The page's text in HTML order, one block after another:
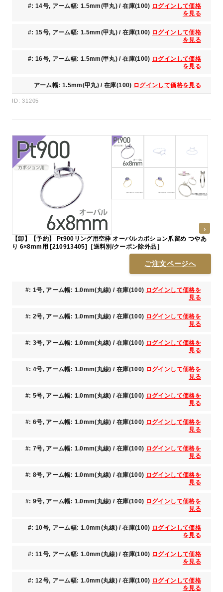
#: 14号, アーム幅: 1.5mm(甲丸) / 在庫(100) ログインして価格
を見る
#: 15号, アーム幅: 1.5mm(甲丸) / 在庫(100) ログインして価格
を見る
#: 16号, アーム幅: 1.5mm(甲丸) / 在庫(100) ログインして価格
を見る
アーム幅: 1.5mm(甲丸) / 在庫(100) ログインして価格を見る
ID: 31205
【卸】【予約】 Pt900リング用空枠 オーバルカボション爪留め つやあ
り 6×8mm用 [210913405]［送料別/クーポン除外品］
ご注文ページへ
#: 1号, アーム幅: 1.0mm(丸線) / 在庫(100) ログインして価格を
見る
#: 2号, アーム幅: 1.0mm(丸線) / 在庫(100) ログインして価格を
見る
#: 3号, アーム幅: 1.0mm(丸線) / 在庫(100) ログインして価格を
見る
#: 4号, アーム幅: 1.0mm(丸線) / 在庫(100) ログインして価格を
見る
#: 5号, アーム幅: 1.0mm(丸線) / 在庫(100) ログインして価格を
見る
#: 6号, アーム幅: 1.0mm(丸線) / 在庫(100) ログインして価格を
見る
#: 7号, アーム幅: 1.0mm(丸線) / 在庫(100) ログインして価格を
見る
#: 8号, アーム幅: 1.0mm(丸線) / 在庫(100) ログインして価格を
見る
#: 9号, アーム幅: 1.0mm(丸線) / 在庫(100) ログインして価格を
見る
#: 10号, アーム幅: 1.0mm(丸線) / 在庫(100) ログインして価格
を見る
#: 11号, アーム幅: 1.0mm(丸線) / 在庫(100) ログインして価格
を見る
#: 12号, アーム幅: 1.0mm(丸線) / 在庫(100) ログインして価格
を見る